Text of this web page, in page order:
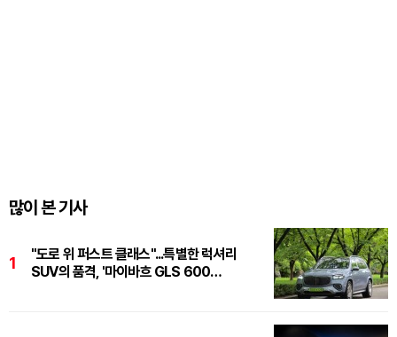
많이 본 기사
1
"도로 위 퍼스트 클래스"...특별한 럭셔리
SUV의 품격, '마이바흐 GLS 600